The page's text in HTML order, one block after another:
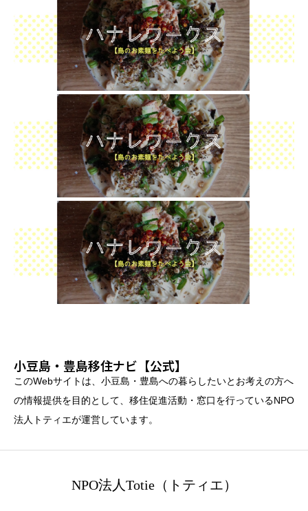
小豆島・豊島移住ナビ【公式】
このWebサイトは、小豆島・豊島への暮らしたいとお考えの方へ
の情報提供を目的として、移住促進活動・窓口を行っているNPO
法人トティエが運営しています。
NPO法人Totie（トティエ）